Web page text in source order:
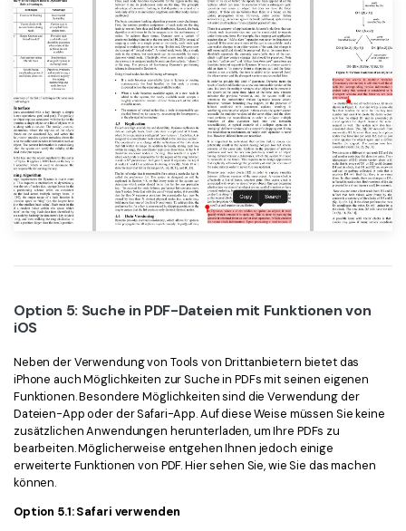
Option 5: Suche in PDF-Dateien mit Funktionen von
iOS
Neben der Verwendung von Tools von Drittanbietern bietet das
iPhone auch Möglichkeiten zur Suche in PDFs mit seinen eigenen
Funktionen. Besondere Möglichkeiten sind die Verwendung der
Dateien-App oder der Safari-App. Auf diese Weise müssen Sie keine
zusätzlichen Anwendungen herunterladen, um Ihre PDFs zu
bearbeiten. Möglicherweise entgehen Ihnen jedoch einige
erweiterte Funktionen von PDF. Hier sehen Sie, wie Sie das machen
können.
Option 5.1: Safari verwenden